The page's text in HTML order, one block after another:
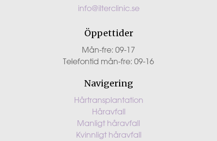
info@ilterclinic.se
Öppettider
Mån-fre: 09-17
Telefontid mån-fre: 09-16
Navigering
Hårtransplantation
Håravfall
Manligt håravfall
Kvinnligt håravfall